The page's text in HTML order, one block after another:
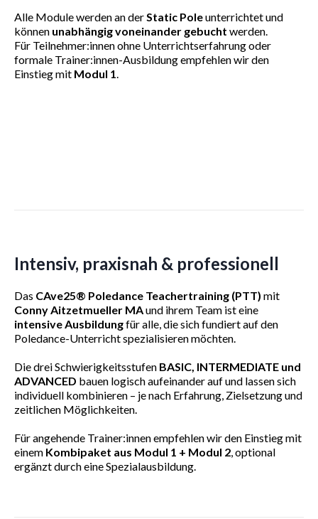
Alle Module werden an derStatic Poleunterrichtet und
können unabhängig voneinander gebucht werden.
Für Teilnehmer:innen ohne Unterrichtserfahrung oder
formale Trainer:innen-Ausbildung empfehlen wir den
Einstieg mit Modul 1.
Intensiv, praxisnah & professionell
Das CAve25® Poledance Teachertraining (PTT) mit
Conny Aitzetmueller MAund ihrem Team ist eine
intensive Ausbildungfür alle, die sich fundiert auf den
Poledance-Unterricht spezialisieren möchten.
Die drei Schwierigkeitsstufen BASIC, INTERMEDIATE und
ADVANCED bauen logisch aufeinander auf und lassen sich
individuell kombinieren – je nach Erfahrung, Zielsetzung und
zeitlichen Möglichkeiten.
Für angehende Trainer:innen empfehlen wir den Einstieg mit
einem Kombipaket aus Modul 1 + Modul 2, optional
ergänzt durch eine Spezialausbildung.